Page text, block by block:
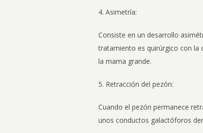
4. Asimetría:
Consiste en un desarrollo
tratamiento es quirúrgico con la
la mama grande.
5. Retracción del pezón:
Cuando el pezón permanece
unos conductos galactóforos